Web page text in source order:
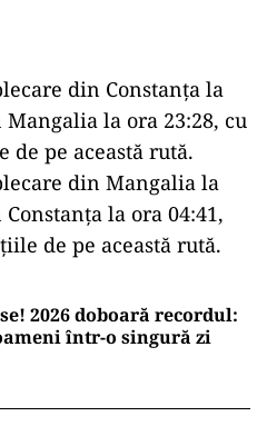
din Constanța la
Mangalia la ora 23:28, cu
pe această rută.
din Mangalia la
la ora 04:41,
de pe această rută.
2026 doboară recordul:
într-o singură zi